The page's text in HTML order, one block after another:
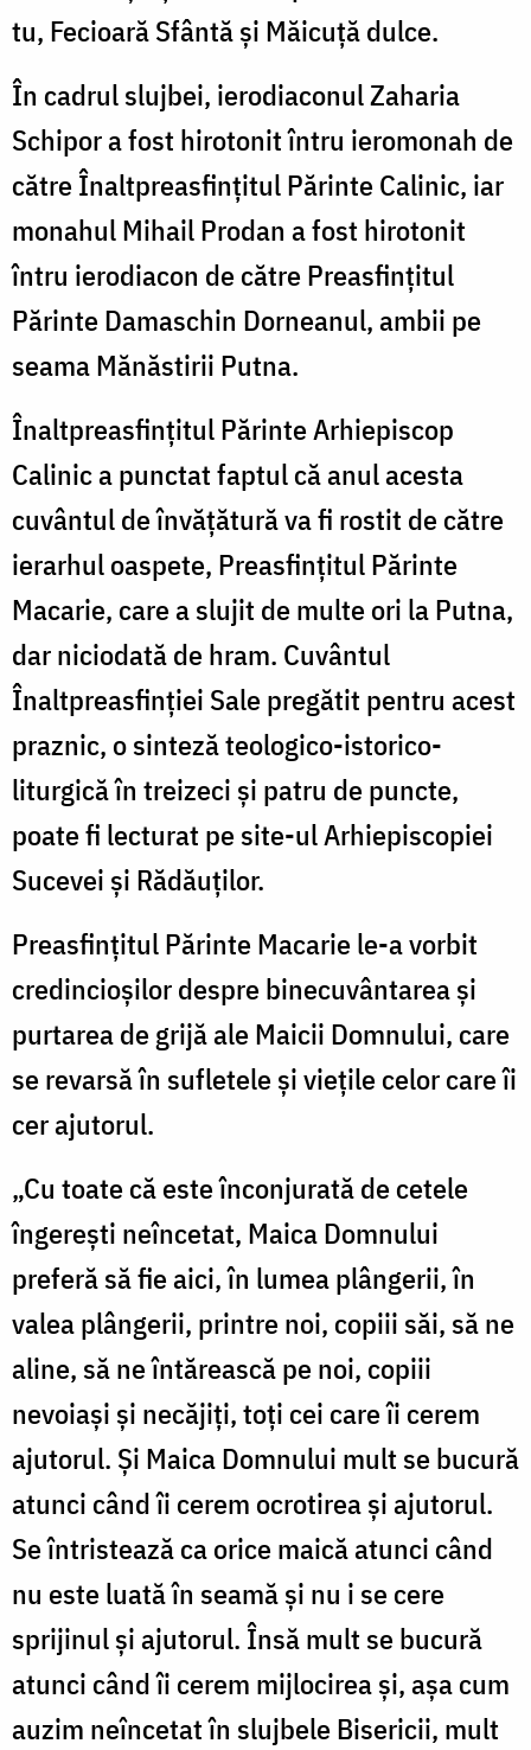
tu, Fecioară Sfântă și Măicuță dulce.
În cadrul slujbei, ierodiaconul Zaharia
Schipor a fost hirotonit întru ieromonah de
către Înaltpreasfințitul Părinte Calinic, iar
monahul Mihail Prodan a fost hirotonit
întru ierodiacon de către Preasfințitul
Părinte Damaschin Dorneanul, ambii pe
seama Mănăstirii Putna.
Înaltpreasfințitul Părinte Arhiepiscop
Calinic a punctat faptul că anul acesta
cuvântul de învățătură va fi rostit de către
ierarhul oaspete, Preasfințitul Părinte
Macarie, care a slujit de multe ori la Putna,
dar niciodată de hram. Cuvântul
Înaltpreasfinției Sale pregătit pentru acest
praznic, o sinteză teologico-istorico-
liturgică în treizeci și patru de puncte,
poate fi lecturat pe site-ul Arhiepiscopiei
Sucevei și Rădăuților.
Preasfințitul Părinte Macarie le-a vorbit
credincioșilor despre binecuvântarea și
purtarea de grijă ale Maicii Domnului, care
se revarsă în sufletele și viețile celor care îi
cer ajutorul.
„Cu toate că este înconjurată de cetele
îngerești neîncetat, Maica Domnului
preferă să fie aici, în lumea plângerii, în
valea plângerii, printre noi, copiii săi, să ne
aline, să ne întărească pe noi, copiii
nevoiași și necăjiți, toți cei care îi cerem
ajutorul. Și Maica Domnului mult se bucură
atunci când îi cerem ocrotirea și ajutorul.
Se întristează ca orice maică atunci când
nu este luată în seamă și nu i se cere
sprijinul și ajutorul. Însă mult se bucură
atunci când îi cerem mijlocirea și, așa cum
auzim neîncetat în slujbele Bisericii, mult